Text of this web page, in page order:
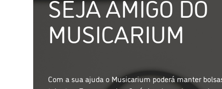
SEJA AMIGO DO
MUSICARIUM
Com a sua ajuda o Musicarium poderá manter